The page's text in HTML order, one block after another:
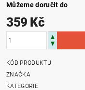
Můžeme doručit do
359 Kč
KÓD PRODUKTU
ZNAČKA
KATEGORIE